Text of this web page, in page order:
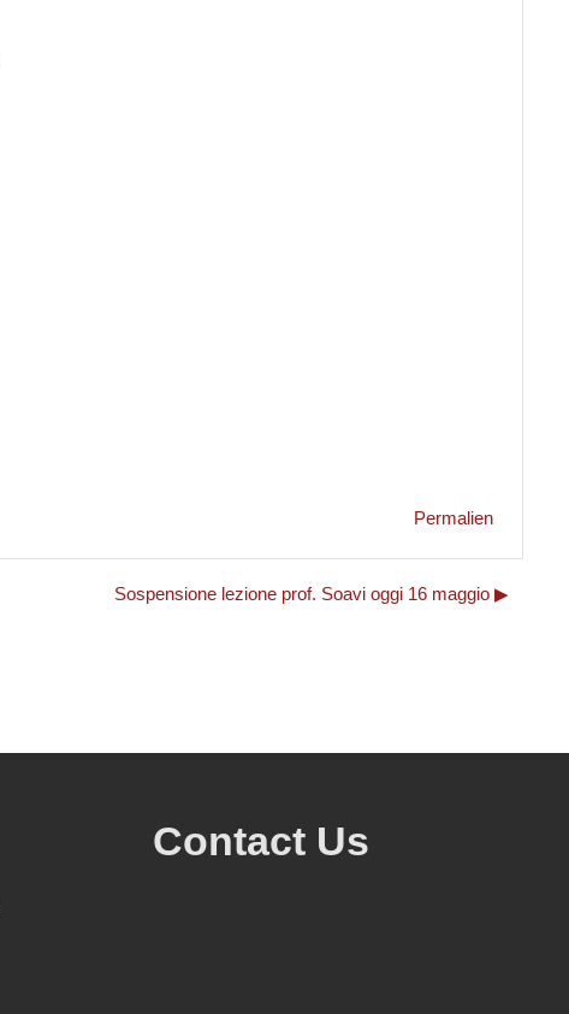
Permalien
Sospensione lezione prof. Soavi oggi 16 maggio ▶︎
Contact Us